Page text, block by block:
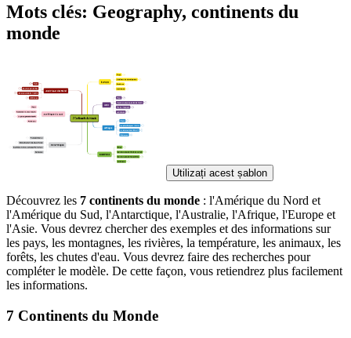
Mots clés: Geography, continents du
monde
Utilizați acest șablon
Découvrez les 7 continents du monde : l'Amérique du Nord et
l'Amérique du Sud, l'Antarctique, l'Australie, l'Afrique, l'Europe et
l'Asie. Vous devrez chercher des exemples et des informations sur
les pays, les montagnes, les rivières, la température, les animaux, les
forêts, les chutes d'eau. Vous devrez faire des recherches pour
compléter le modèle. De cette façon, vous retiendrez plus facilement
les informations.
7 Continents du Monde